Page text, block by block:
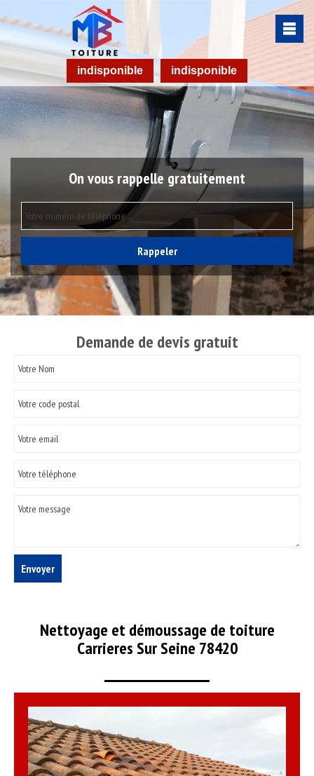
indisponible indisponible
On vous rappelle gratuitement
Demande de devis gratuit
Nettoyage et démoussage de toiture
Carrieres Sur Seine 78420